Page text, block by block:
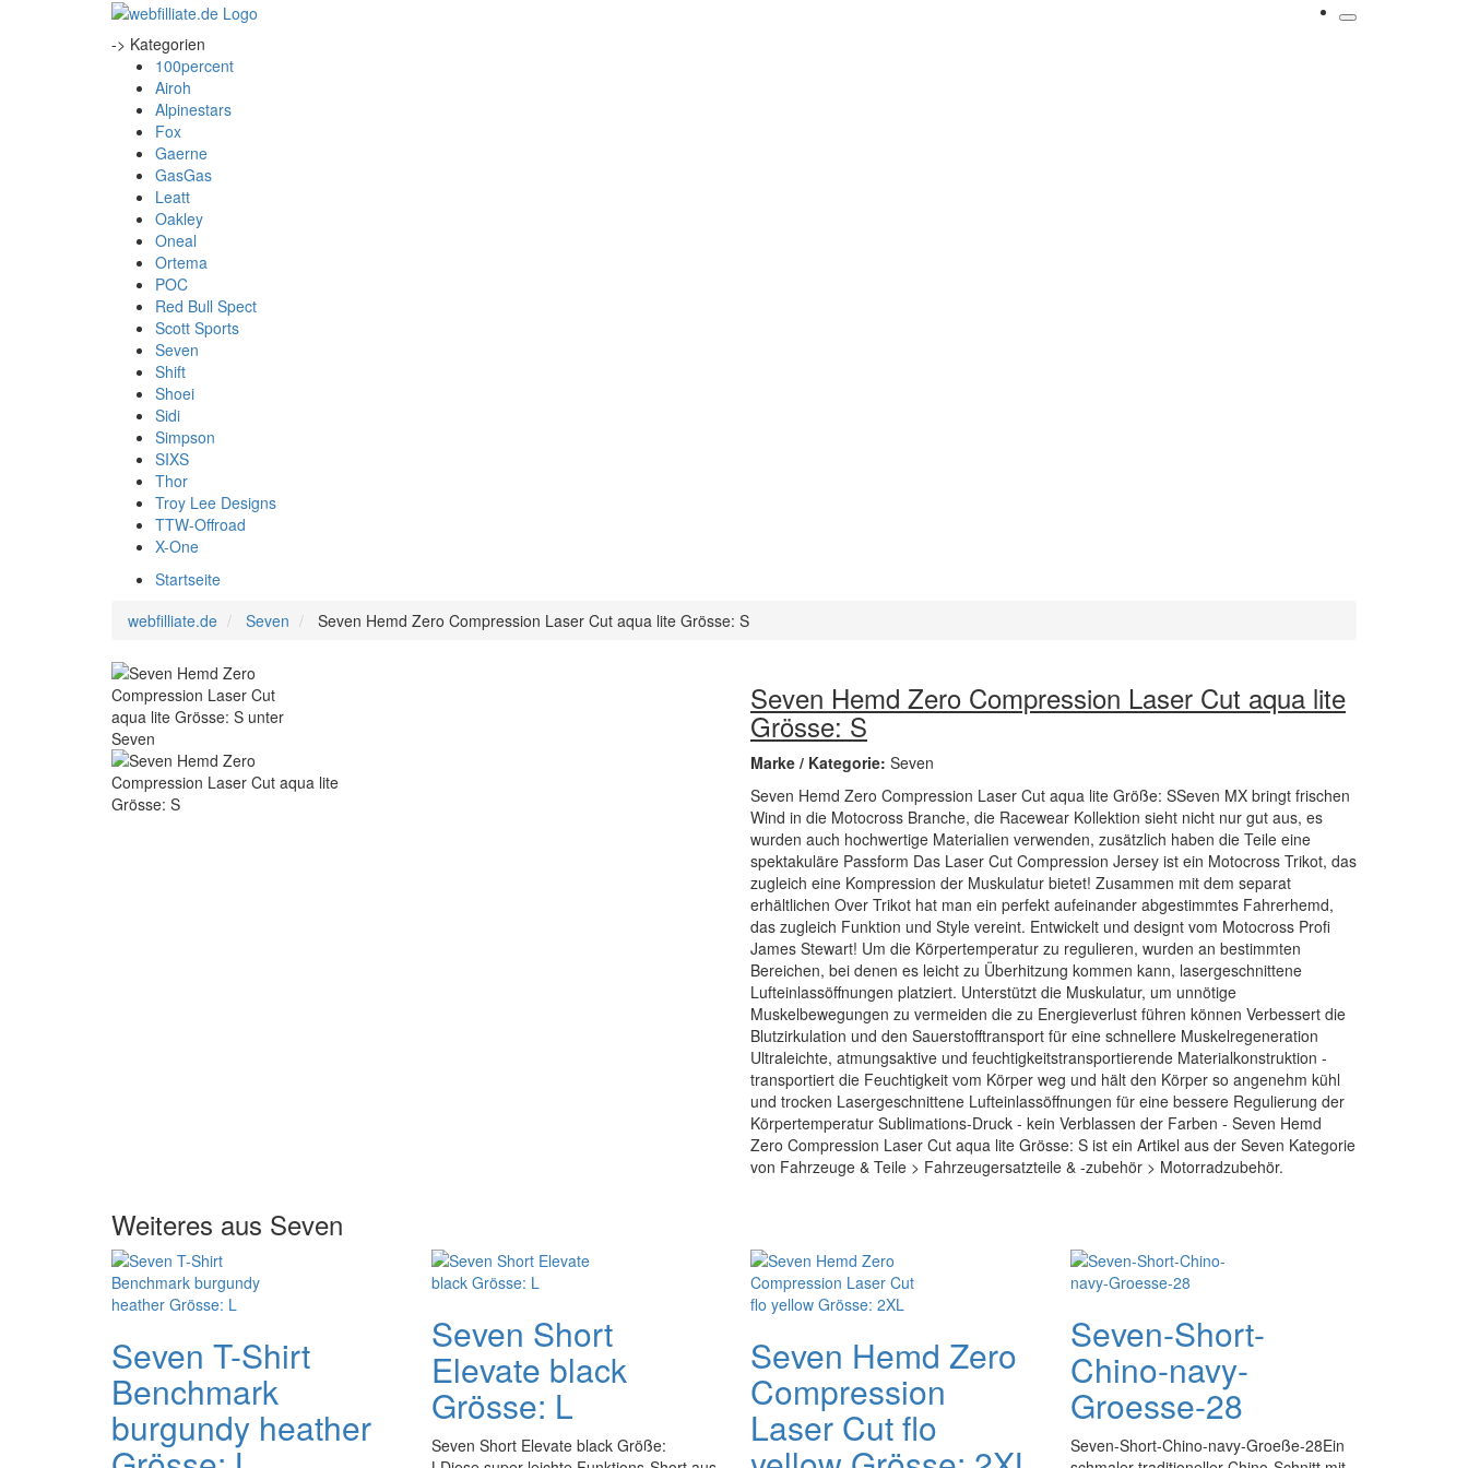
-> Kategorien
100percent
Airoh
Alpinestars
Fox
Gaerne
GasGas
Leatt
Oakley
Oneal
Ortema
POC
Red Bull Spect
Scott Sports
Seven
Shift
Shoei
Sidi
Simpson
SIXS
Thor
Troy Lee Designs
TTW-Offroad
X-One
Startseite
webfilliate.de
Seven Seven Hemd Zero Compression Laser Cut aqua lite Grösse: S
Seven Hemd Zero Compression Laser Cut aqua lite
Grösse: S
Marke / Kategorie: Seven
Seven Hemd Zero Compression Laser Cut aqua lite Größe: SSeven MX bringt frischen
Wind in die Motocross Branche, die Racewear Kollektion sieht nicht nur gut aus, es
wurden auch hochwertige Materialien verwenden, zusätzlich haben die Teile eine
spektakuläre Passform Das Laser Cut Compression Jersey ist ein Motocross Trikot, das
zugleich eine Kompression der Muskulatur bietet! Zusammen mit dem separat
erhältlichen Over Trikot hat man ein perfekt aufeinander abgestimmtes Fahrerhemd,
das zugleich Funktion und Style vereint. Entwickelt und designt vom Motocross Profi
James Stewart! Um die Körpertemperatur zu regulieren, wurden an bestimmten
Bereichen, bei denen es leicht zu Überhitzung kommen kann, lasergeschnittene
Lufteinlassöffnungen platziert. Unterstützt die Muskulatur, um unnötige
Muskelbewegungen zu vermeiden die zu Energieverlust führen können Verbessert die
Blutzirkulation und den Sauerstofftransport für eine schnellere Muskelregeneration
Ultraleichte, atmungsaktive und feuchtigkeitstransportierende Materialkonstruktion -
transportiert die Feuchtigkeit vom Körper weg und hält den Körper so angenehm kühl
und trocken Lasergeschnittene Lufteinlassöffnungen für eine bessere Regulierung der
Körpertemperatur Sublimations-Druck - kein Verblassen der Farben - Seven Hemd
Zero Compression Laser Cut aqua lite Grösse: S ist ein Artikel aus der Seven Kategorie
von Fahrzeuge & Teile > Fahrzeugersatzteile & -zubehör > Motorradzubehör.
Weiteres aus Seven
Seven T-Shirt
Benchmark
burgundy heather
Seven Short
Elevate black
Grösse: L
Seven Short Elevate black Größe:
Seven Hemd Zero
Compression
Laser Cut flo
Seven-Short-
Chino-navy-
Groesse-28
Seven-Short-Chino-navy-Groeße-28Ein